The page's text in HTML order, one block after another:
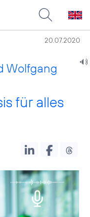
20.07.2020
Wolfgang
für alles